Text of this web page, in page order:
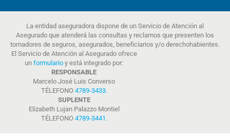
La entidad aseguradora dispone de un Servicio de Atención al
Asegurado que atenderá las consultas y reclamos que presenten los
tomadores de seguros, asegurados, beneficiarios y/o derechohabientes.
El Servicio de Atención al Asegurado ofrece
un formulario y está integrado por:
RESPONSABLE
Marcelo José Luis Converso
TÉLEFONO 4789-3433.
SUPLENTE
Elizabeth Lujan Palazzo Montiel
TÉLEFONO 4789-3441 .